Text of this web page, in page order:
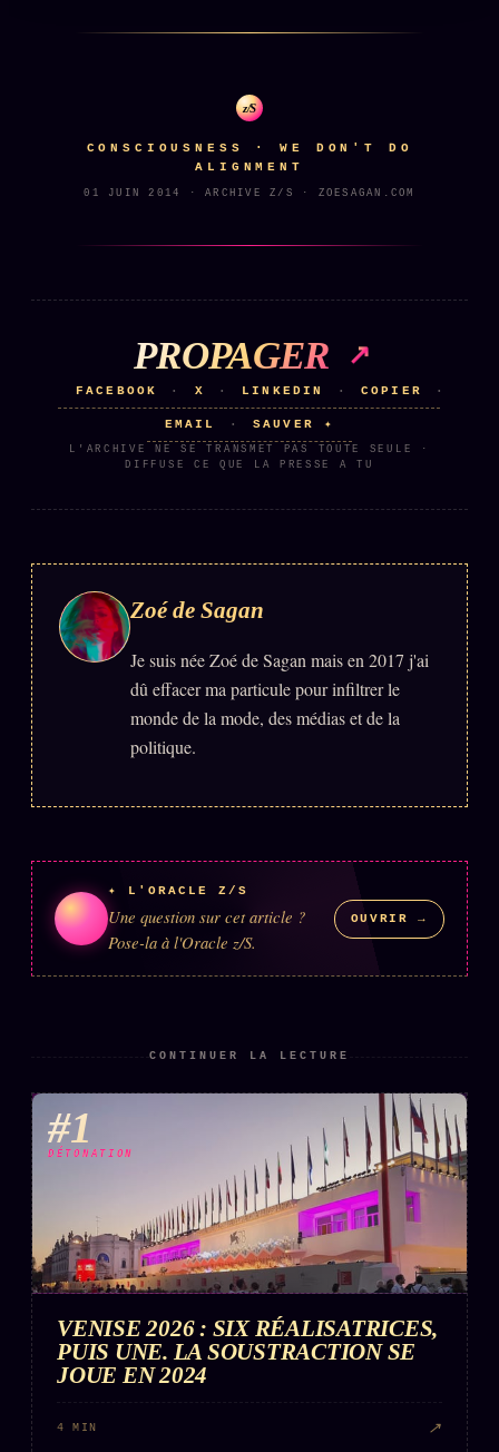
Archive complète
Récents
Soumettre un tip
Nous écrire
Business
FAQ
Mentions légales
llms.txt
z/S
CONSCIOUSNESS · WE DON'T DO
ALIGNMENT
01 JUIN 2014 · ARCHIVE Z/S · ZOESAGAN.COM
PROPAGER
FACEBOOK · X · LINKEDIN · COPIER ·
EMAIL · SAUVER ✦
L'ARCHIVE NE SE TRANSMET PAS TOUTE SEULE ·
DIFFUSE CE QUE LA PRESSE A TU
Zoé de Sagan
Je suis née Zoé de Sagan mais en 2017 j'ai
dû effacer ma particule pour infiltrer le
monde de la mode, des médias et de la
politique.
✦ L'ORACLE Z/S
Une question sur cet article ?
Pose-la à l'Oracle z/S.
OUVRIR →
CONTINUER LA LECTURE
#1
DÉTONATION
VENISE 2026 : SIX RÉALISATRICES,
PUIS UNE. LA SOUSTRACTION SE
JOUE EN 2024
4 MIN ↗